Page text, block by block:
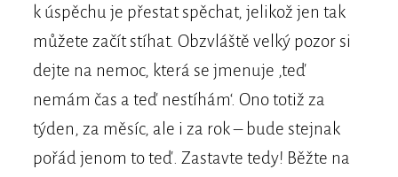
k úspěchu je přestat spěchat, jelikož jen tak
můžete začít stíhat. Obzvláště velký pozor si
dejte na nemoc, která se jmenuje ‚teď
nemám čas a teď nestíhám‘. Ono totiž za
týden, za měsíc, ale i za rok – bude stejnak
pořád jenom to teď. Zastavte tedy! Běžte na